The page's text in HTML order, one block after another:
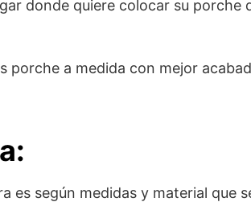
donde quiere colocar su porche
a medida con mejor
es según medidas y material que